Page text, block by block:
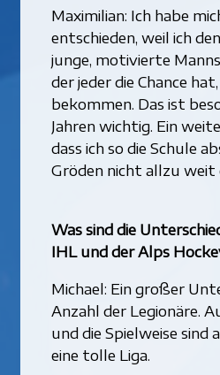
Maximilian: Ich habe
entschieden, weil ich
junge, motivierte
der jeder die Chance
bekommen. Das ist
Jahren wichtig. Ein
dass ich so die Schule
Gröden nicht allzu
Was sind die
IHL und der Alps
Michael: Ein großer
Anzahl der Legionäre.
und die Spielweise sind
eine tolle Liga.